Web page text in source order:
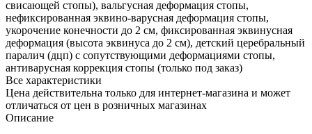
свисающей стопы), вальгусная деформация стопы,
нефиксированная эквино-варусная деформация стопы,
укорочение конечности до 2 см, фиксированная эквинусная
деформация (высота эквинуса до 2 см), детский церебральный
паралич (дцп) с сопутствующими деформациями стопы,
антиварусная коррекция стопы (только под заказ)
Все характеристики
Цена действительна только для интернет-магазина и может
отличаться от цен в розничных магазинах
Описание